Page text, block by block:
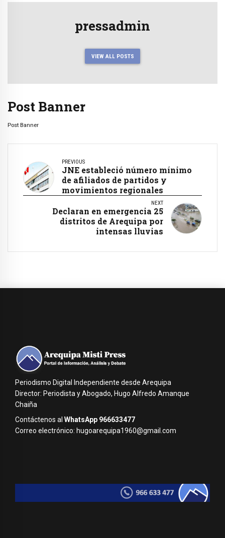
pressadmin
VIEW ALL POSTS
Post Banner
Post Banner
PREVIOUS
JNE estableció número mínimo
de afiliados de partidos y
movimientos regionales
NEXT
Declaran en emergencia 25
distritos de Arequipa por
intensas lluvias
Periodismo Digital Independiente desde Arequipa
Director: Periodista y Abogado, Hugo Alfredo Amanque
Chaiña
Contáctenos al WhatsApp 966633477
Correo electrónico: hugoarequipa1960@gmail.com